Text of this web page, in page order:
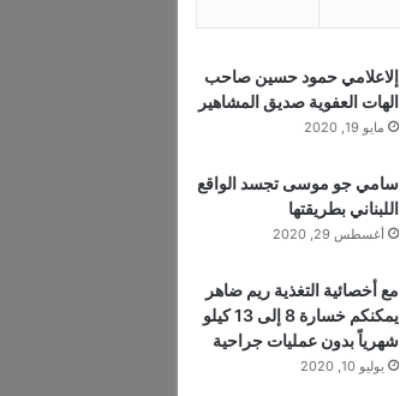
إلاعلامي حمود حسين صاحب
الهات العفوية صديق المشاهير
مايو 19, 2020
سامي جو موسى تجسد الواقع
اللبناني بطريقتها
أغسطس 29, 2020
مع أخصائية التغذية ريم ضاهر
يمكنكم خسارة 8 إلى 13 كيلو
شهرياً بدون عمليات جراحية
يوليو 10, 2020